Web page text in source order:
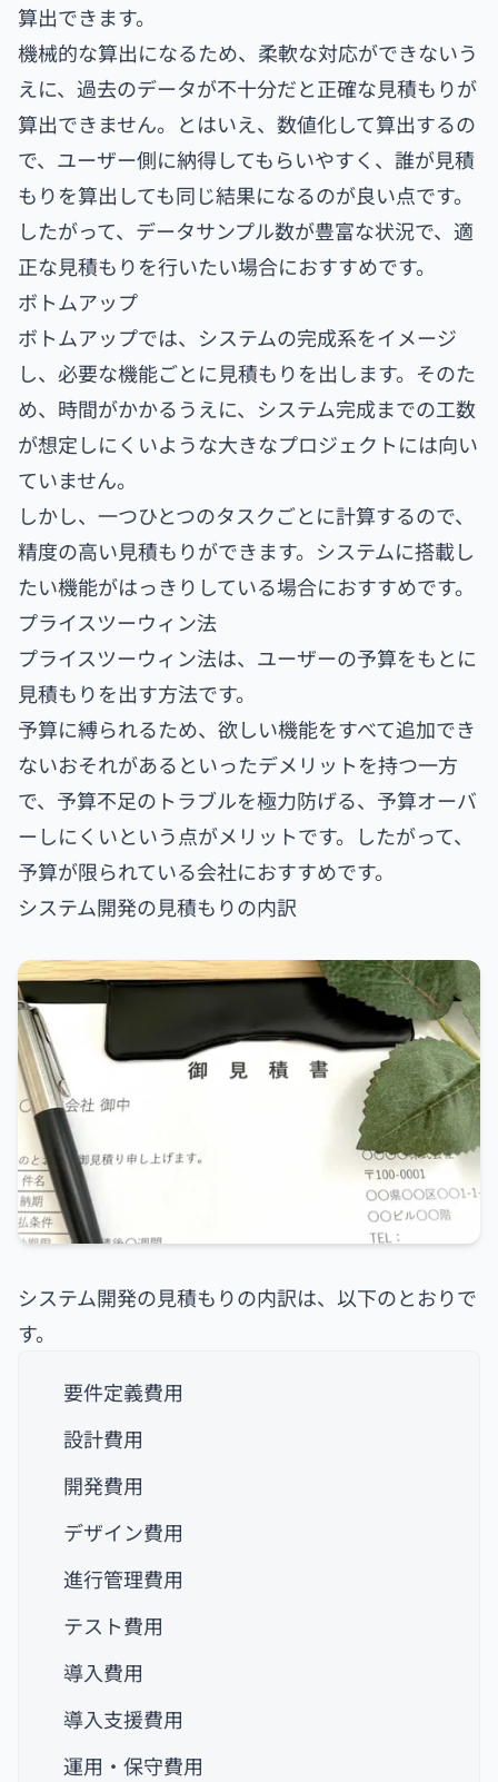
算出できます。
機械的な算出になるため、柔軟な対応ができないう
えに、過去のデータが不十分だと正確な見積もりが
算出できません。とはいえ、数値化して算出するの
で、ユーザー側に納得してもらいやすく、誰が見積
もりを算出しても同じ結果になるのが良い点です。
したがって、データサンプル数が豊富な状況で、適
正な見積もりを行いたい場合におすすめです。
ボトムアップ
ボトムアップでは、システムの完成系をイメージ
し、必要な機能ごとに見積もりを出します。そのた
め、時間がかかるうえに、システム完成までの工数
が想定しにくいような大きなプロジェクトには向い
ていません。
しかし、一つひとつのタスクごとに計算するので、
精度の高い見積もりができます。システムに搭載し
たい機能がはっきりしている場合におすすめです。
プライスツーウィン法
プライスツーウィン法は、ユーザーの予算をもとに
見積もりを出す方法です。
予算に縛られるため、欲しい機能をすべて追加でき
ないおそれがあるといったデメリットを持つ一方
で、予算不足のトラブルを極力防げる、予算オーバ
ーしにくいという点がメリットです。したがって、
予算が限られている会社におすすめです。
システム開発の見積もりの内訳
システム開発の見積もりの内訳は、以下のとおりで
す。
要件定義費用
設計費用
開発費用
デザイン費用
進行管理費用
テスト費用
導入費用
導入支援費用
運用・保守費用